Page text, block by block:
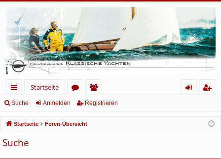
ch
ne
llz
ug
Startseite
or
en
itg
lie
de
m
el
ist
rie
Suche Anmelden Registrieren
Startseite Foren-Übersicht
Suche